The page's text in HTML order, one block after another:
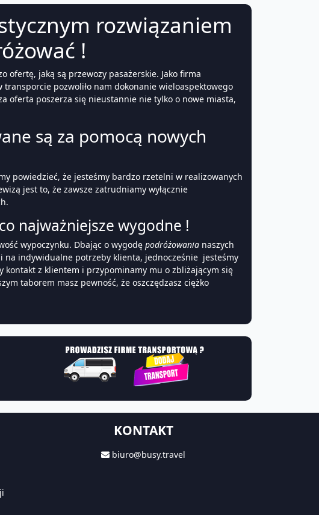
rozwiązaniem
!
ofertę, jaką są przewozy pasażerskie. Jako firma
transporcie pozwoliło nam dokonanie wieloaspektowego
oferta poszerza się nieustannie nie tylko o nowe miasta,
są za pomocą nowych
powiedzieć, że jesteśmy bardzo rzetelni w realizowanych
jest to, że zawsze zatrudniamy wyłącznie
najważniejsze wygodne !
wypoczynku. Dbając o wygodę podróżowania naszych
na indywidualne potrzeby klienta, jednocześnie jesteśmy
kontakt z klientem i przypominamy mu o zbliżającym się
taborem masz pewność, że oszczędzasz ciężko
KONTAKT
biuro@busy.travel